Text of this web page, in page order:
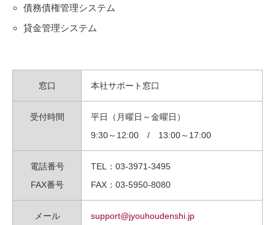
債務債権管理システム
貸金管理システム
窓口 本社サポート窓口
受付時間
平日（月曜日～金曜日）
9:30～12:00 / 13:00～17:00
電話番号
FAX番号
TEL：03-3971-3495
FAX：03-5950-8080
メール support@jyouhoudenshi.jp